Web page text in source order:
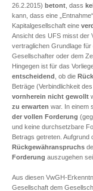
26.2.2015) betont , dass
kann, dass eine
Kapitalgesellschaft eine
Ansicht des UFS misst der
vertraglichen Grundlage
Gesellschafter oder dem
Hingegen ist für das
entscheidend
, ob die
Beträge (Verbindlichkeit
vornherein nicht gewollt
zu erwarten war. In einem
der vollen Forderung
und keine durchsetzbare
Betrags getreten. Aufgrund
Rückgewähranspruchs
Forderung auszugehen
Aus diesen VwGH-
Gesellschaft dem